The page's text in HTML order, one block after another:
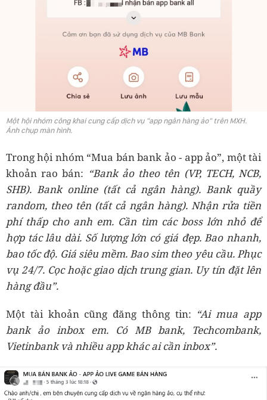
Một hội nhóm công khai cung cấp dịch vụ "app ngân hàng ảo" trên MXH.
Ảnh chụp màn hình.
Trong hội nhóm “Mua bán bank ảo - app ảo”, một tài
khoản rao bán: “Bank ảo theo tên (VP, TECH, NCB,
SHB). Bank online (tất cả ngân hàng). Bank quầy
random, theo tên (tất cả ngân hàng). Nhận rửa tiền
phí thấp cho anh em. Cần tìm các boss lớn nhỏ để
hợp tác lâu dài. Số lượng lớn có giá đẹp. Bao nhanh,
bao tốc độ. Giá siêu mềm. Bao sim theo yêu cầu. Phục
vụ 24/7. Cọc hoặc giao dịch trung gian. Uy tín đặt lên
hàng đầu”.
Một tài khoản cũng đăng thông tin: “Ai mua app
bank ảo inbox em. Có MB bank, Techcombank,
Vietinbank và nhiều app khác ai cần inbox”.